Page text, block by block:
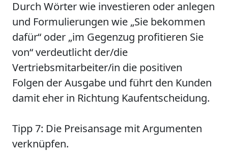
Durch Wörter wie investieren oder anlegen
und Formulierungen wie „Sie bekommen
dafür“ oder „im Gegenzug profitieren Sie
von“ verdeutlicht der/die
Vertriebsmitarbeiter/in die positiven
Folgen der Ausgabe und führt den Kunden
damit eher in Richtung Kaufentscheidung.
Tipp 7: Die Preisansage mit Argumenten
verknüpfen.